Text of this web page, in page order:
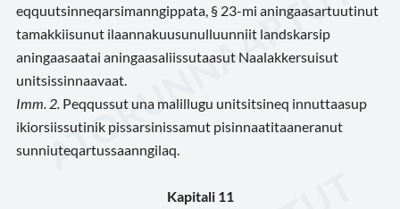
eqquutsinneqarsimanngippata, § 23-mi aningaasartuutinut
tamakkiisunut ilaannakuusunulluunniit landskarsip
aningaasaatai aningaasaliissutaasut Naalakkersuisut
unitsissinnaavaat.
Imm. 2. Peqqussut una malillugu unitsitsineq innuttaasup
ikiorsiissutinik pissarsinissamut pisinnaatitaaneranut
sunniuteqartussaanngilaq.
Kapitali 11